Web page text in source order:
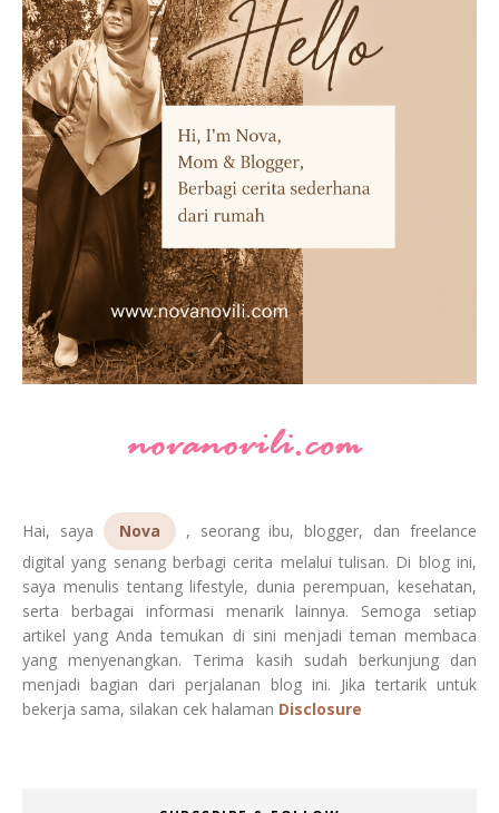
Hai, saya Nova
, seorang ibu, blogger, dan freelance
digital yang senang berbagi cerita melalui tulisan. Di blog ini,
saya menulis tentang lifestyle, dunia perempuan, kesehatan,
serta berbagai informasi menarik lainnya. Semoga setiap
artikel yang Anda temukan di sini menjadi teman membaca
yang menyenangkan. Terima kasih sudah berkunjung dan
menjadi bagian dari perjalanan blog ini. Jika tertarik untuk
bekerja sama, silakan cek halaman Disclosure